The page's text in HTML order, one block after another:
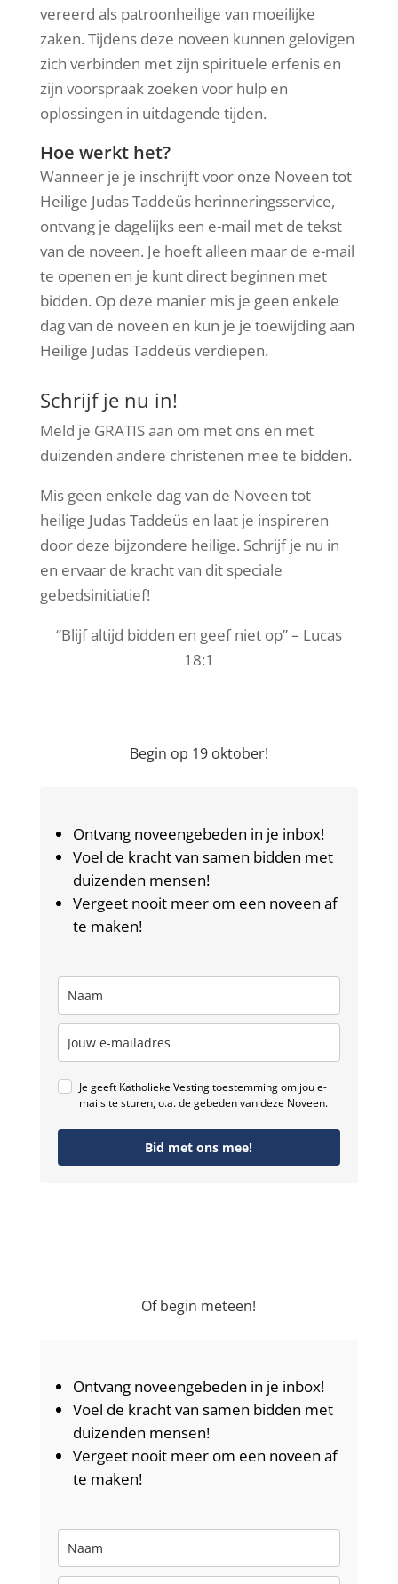
vereerd als patroonheilige van moeilijke
zaken. Tijdens deze noveen kunnen gelovigen
zich verbinden met zijn spirituele erfenis en
zijn voorspraak zoeken voor hulp en
oplossingen in uitdagende tijden.
Hoe werkt het?
Wanneer je je inschrijft voor onze Noveen tot
Heilige Judas Taddeüs herinneringsservice,
ontvang je dagelijks een e-mail met de tekst
van de noveen. Je hoeft alleen maar de e-mail
te openen en je kunt direct beginnen met
bidden. Op deze manier mis je geen enkele
dag van de noveen en kun je je toewijding aan
Heilige Judas Taddeüs verdiepen.
Schrijf je nu in!
Meld je GRATIS aan om met ons en met
duizenden andere christenen mee te bidden.
Mis geen enkele dag van de Noveen tot
heilige Judas Taddeüs en laat je inspireren
door deze bijzondere heilige. Schrijf je nu in
en ervaar de kracht van dit speciale
gebedsinitiatief!
“Blijf altijd bidden en geef niet op” – Lucas
18:1
Begin op 19 oktober!
Ontvang noveengebeden in je inbox!
Voel de kracht van samen bidden met
duizenden mensen!
Vergeet nooit meer om een noveen af
te maken!
Je geeft Katholieke Vesting toestemming om jou e-
mails te sturen, o.a. de gebeden van deze Noveen.
Bid met ons mee!
Of begin meteen!
Ontvang noveengebeden in je inbox!
Voel de kracht van samen bidden met
duizenden mensen!
Vergeet nooit meer om een noveen af
te maken!